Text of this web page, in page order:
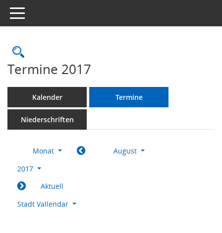
Toggle navigation
Rechercheauswahl
Termine 2017
Kalender Termine
Niederschriften
Monat
August
2017
Aktuell
Stadt Vallendar